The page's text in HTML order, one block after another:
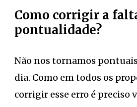
Como corrigir a
pontualidade?
Não nos tornamos
dia. Como em todos os
corrigir esse erro é preciso